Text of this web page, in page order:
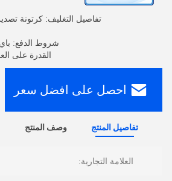
تفاصيل التغليف: كرتونة
شروط الدفع:
القدرة على العرض: 10000
احصل على افضل سعر
تفاصيل المنتج وصف المنتج
العلامة التجارية: